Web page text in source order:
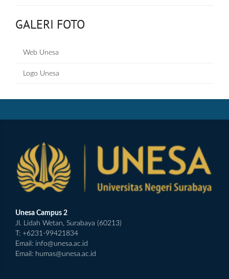
GALERI FOTO
Web Unesa
Logo Unesa
Unesa Campus 2
Jl. Lidah Wetan, Surabaya (60213)
T: +6231-99421834
Email: info@unesa.ac.id
Email: humas@unesa.ac.id